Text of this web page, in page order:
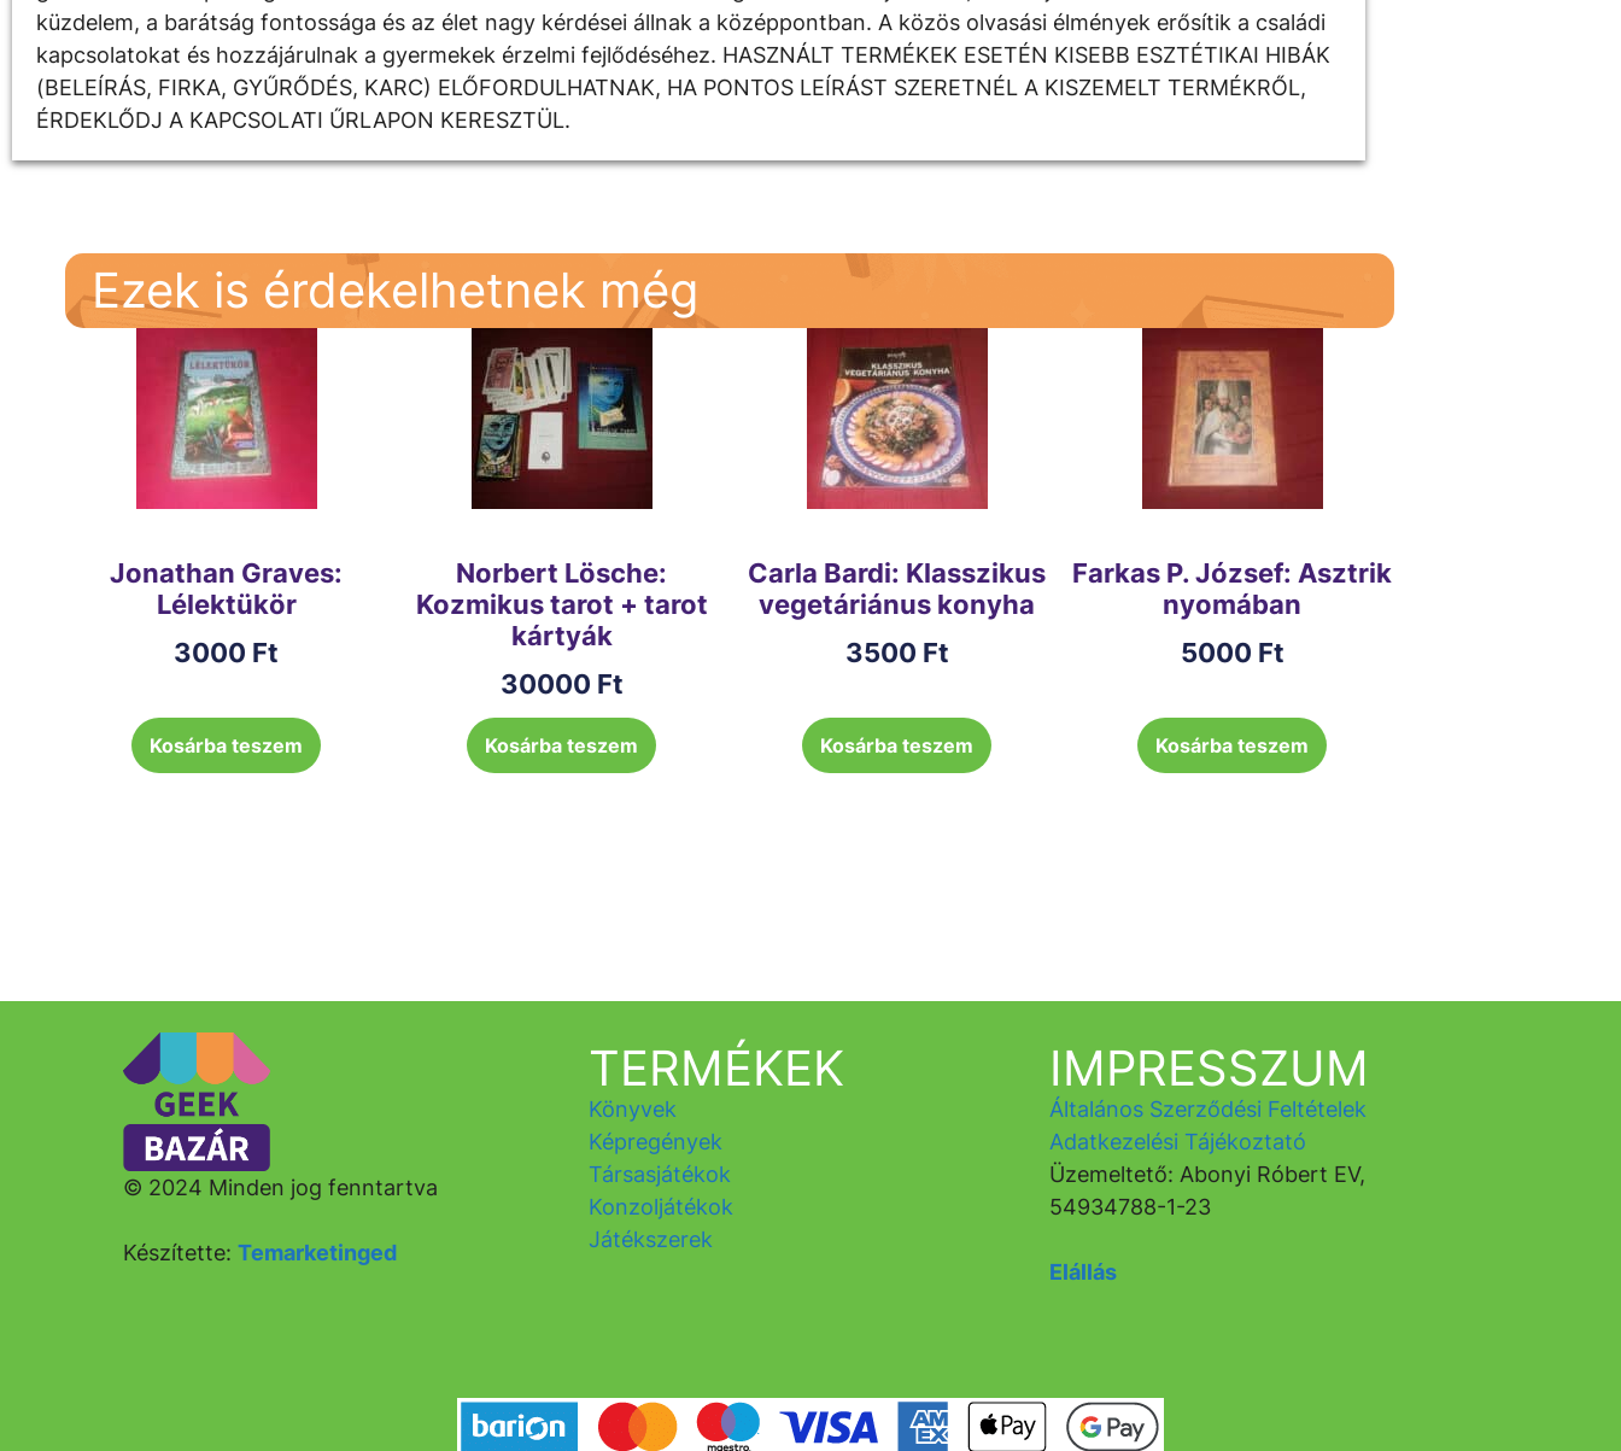
küzdelem, a barátság fontossága és az élet nagy kérdései állnak a középpontban. A közös olvasási élmények erősítik a családi
kapcsolatokat és hozzájárulnak a gyermekek érzelmi fejlődéséhez. HASZNÁLT TERMÉKEK ESETÉN KISEBB ESZTÉTIKAI HIBÁK
(BELEÍRÁS, FIRKA, GYŰRŐDÉS, KARC) ELŐFORDULHATNAK, HA PONTOS LEÍRÁST SZERETNÉL A KISZEMELT TERMÉKRŐL,
ÉRDEKLŐDJ A KAPCSOLATI ŰRLAPON KERESZTÜL.
Ezek is érdekelhetnek még
Jonathan Graves:
Lélektükör
3000 Ft
Kosárba teszem
Norbert Lösche:
Kozmikus tarot + tarot
kártyák
30000 Ft
Kosárba teszem
Carla Bardi: Klasszikus
vegetáriánus konyha
3500 Ft
Kosárba teszem
Farkas P. József: Asztrik
nyomában
5000 Ft
Kosárba teszem
© 2024 Minden jog fenntartva
Készítette: Temarketinged
TERMÉKEK
Könyvek
Képregények
Társasjátékok
Konzoljátékok
Játékszerek
IMPRESSZUM
Általános Szerződési Feltételek
Adatkezelési Tájékoztató
Üzemeltető: Abonyi Róbert EV,
54934788-1-23
Elállás